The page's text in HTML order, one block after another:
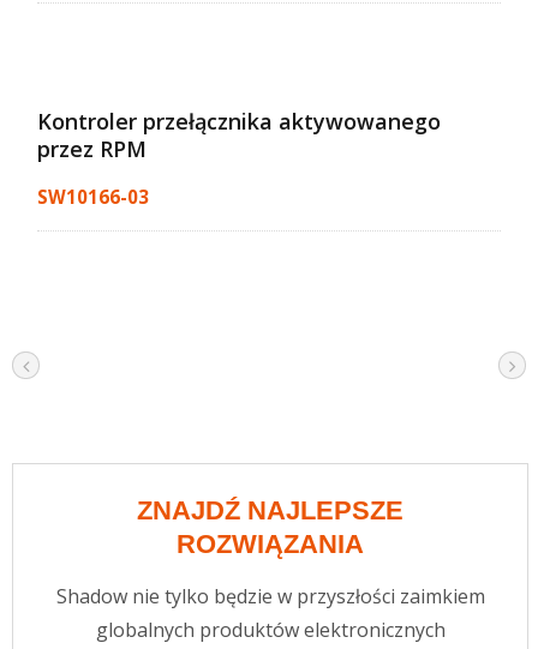
Kontroler przełącznika aktywowanego
przez RPM
SW10166-03
ZNAJDŹ NAJLEPSZE
ROZWIĄZANIA
Shadow nie tylko będzie w przyszłości zaimkiem
globalnych produktów elektronicznych